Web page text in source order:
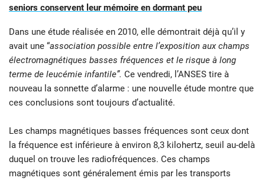
seniors conservent leur mémoire en dormant peu
Dans une étude réalisée en 2010, elle démontrait déjà qu’il y
avait une “association possible entre l’exposition aux champs
électromagnétiques basses fréquences et le risque à long
terme de leucémie infantile”. Ce vendredi, l’ANSES tire à
nouveau la sonnette d’alarme : une nouvelle étude montre que
ces conclusions sont toujours d’actualité.
Les champs magnétiques basses fréquences sont ceux dont
la fréquence est inférieure à environ 8,3 kilohertz, seuil au-delà
duquel on trouve les radiofréquences. Ces champs
magnétiques sont généralement émis par les transports